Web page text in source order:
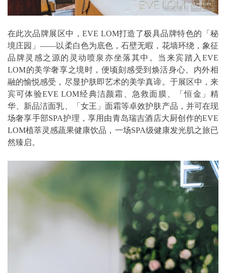
在此次品牌展区中，EVE LOM打造了极具品牌特色的「秘
境庄园」——以柔白色为底色，石壁无暇，花墙环绕，象征
品牌灵感之源的灵动喷泉亦坐落其中。当来宾踏入EVE
LOM的美学奢享之境时，便顷刻感受到焕活身心、内外相
融的愉悦感受，尽显护肤即艺术的美学真谛。于展区中，来
宾可体验EVE LOM经典洁颜霜、急救面膜、「恒金」精
华、新品洁面乳、「女王」面霜等卓效护肤产品，并可在现
场奢享手部SPA护理，享用由青岛瑞吉酒店大厨创作的EVE
LOM植萃灵感蔬果健康饮品，一场SPA级健康发光肌之旅已
然臻启。